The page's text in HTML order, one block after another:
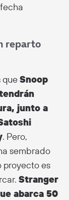
reparto
queSnoop
junto a
. Pero,
sembrado
proyecto es
Stranger
abarca 50